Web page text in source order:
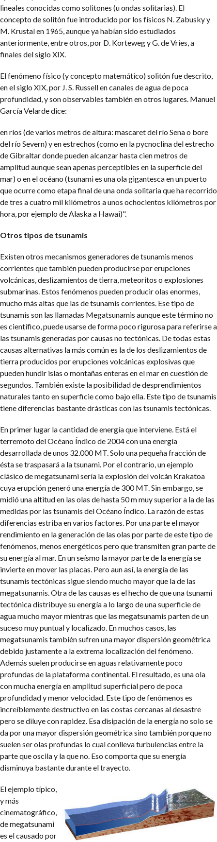
lineales conocidas como solitones (u ondas solitarias). El
concepto de solitón fue introducido por los físicos N. Zabusky y
M. Krustal en 1965, aunque ya habían sido estudiados
anteriormente, entre otros, por D. Korteweg y G. de Vries, a
finales del siglo XIX.
El fenómeno físico (y concepto matemático) solitón fue descrito,
en el siglo XIX, por J. S. Russell en canales de agua de poca
profundidad, y son observables también en otros lugares. Manuel
García Velarde dice:
en ríos (de varios metros de altura: mascaret del río Sena o bore
del río Severn) y en estrechos (como en la pycnoclina del estrecho
de Gibraltar donde pueden alcanzar hasta cien metros de
amplitud aunque sean apenas perceptibles en la superficie del
mar) o en el océano (tsunami es una ola gigantesca en un puerto
que ocurre como etapa final de una onda solitaria que ha recorrido
de tres a cuatro mil kilómetros a unos ochocientos kilómetros por
hora, por ejemplo de Alaska a Hawai)".
Otros tipos de tsunamis
Existen otros mecanismos generadores de tsunamis menos
corrientes que también pueden producirse por erupciones
volcánicas, deslizamientos de tierra, meteoritos o explosiones
submarinas. Estos fenómenos pueden producir olas enormes,
mucho más altas que las de tsunamis corrientes. Ese tipo de
tsunamis son las llamadas Megatsunamis aunque este término no
es científico, puede usarse de forma poco rigurosa para referirse a
las tsunamis generadas por causas no tectónicas. De todas estas
causas alternativas la más común es la de los deslizamientos de
tierra producidos por erupciones volcánicas explosivas que
pueden hundir islas o montañas enteras en el mar en cuestión de
segundos. También existe la posibilidad de desprendimientos
naturales tanto en superficie como bajo ella. Este tipo de tsunamis
tiene diferencias bastante drásticas con las tsunamis tectónicas.
En primer lugar la cantidad de energía que interviene. Está el
terremoto del Océano Índico de 2004 con una energía
desarrollada de unos 32.000 MT. Solo una pequeña fracción de
ésta se traspasará a la tsunami. Por el contrario, un ejemplo
clásico de megatsunami sería la explosión del volcán Krakatoa
cuya erupción generó una energía de 300 MT. Sin embargo, se
midió una altitud en las olas de hasta 50 m muy superior a la de las
medidas por las tsunamis del Océano Índico. La razón de estas
diferencias estriba en varios factores. Por una parte el mayor
rendimiento en la generación de las olas por parte de este tipo de
fenómenos, menos energéticos pero que transmiten gran parte de
su energía al mar. En un seísmo la mayor parte de la energía se
invierte en mover las placas. Pero aun así, la energía de las
tsunamis tectónicas sigue siendo mucho mayor que la de las
megatsunamis. Otra de las causas es el hecho de que una tsunami
tectónica distribuye su energía a lo largo de una superficie de
agua mucho mayor mientras que las megatsunamis parten de un
suceso muy puntual y localizado. En muchos casos, las
megatsunamis también sufren una mayor dispersión geométrica
debido justamente a la extrema localización del fenómeno.
Además suelen producirse en aguas relativamente poco
profundas de la plataforma continental. El resultado, es una ola
con mucha energía en amplitud superficial pero de poca
profundidad y menor velocidad. Este tipo de fenómenos es
increíblemente destructivo en las costas cercanas al desastre
pero se diluye con rapidez. Esa disipación de la energía no solo se
da por una mayor dispersión geométrica sino también porque no
suelen ser olas profundas lo cual conlleva turbulencias entre la
parte que oscila y la que no. Eso comporta que su energía
disminuya bastante durante el trayecto.
El ejemplo típico,
y más
cinematográfico,
de megatsunami
es el causado por